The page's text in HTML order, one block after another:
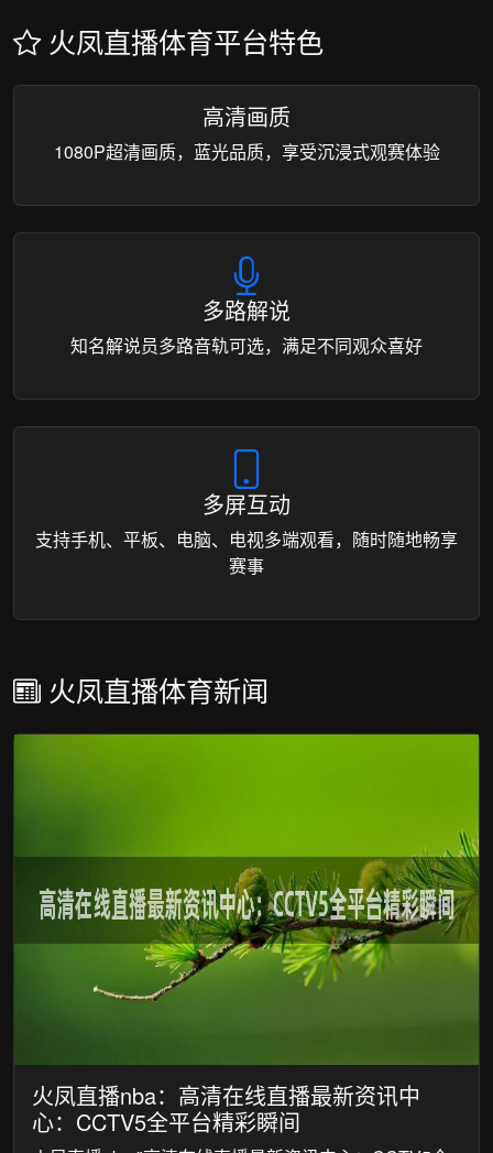
火凤直播体育平台特色
高清画质
1080P超清画质，蓝光品质，享受沉浸式观赛体验
多路解说
知名解说员多路音轨可选，满足不同观众喜好
多屏互动
支持手机、平板、电脑、电视多端观看，随时随地畅享
赛事
火凤直播体育新闻
火凤直播nba：高清在线直播最新资讯中
心：CCTV5全平台精彩瞬间